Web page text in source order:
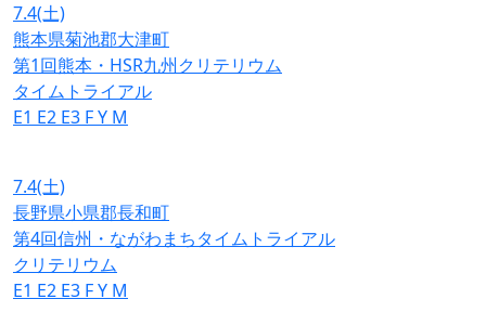
7.4(土)
熊本県菊池郡大津町
第1回熊本・HSR九州クリテリウム
タイムトライアル
E1 E2 E3 FY M
7.4(土)
長野県小県郡長和町
第4回信州・ながわまちタイムトライアル
クリテリウム
E1 E2 E3 FY M